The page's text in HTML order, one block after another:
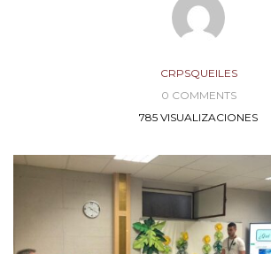
CRPSQUEILES
0 COMMENTS
785 VISUALIZACIONES